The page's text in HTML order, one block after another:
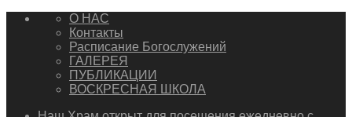
О НАС
Контакты
Расписание Богослужений
ГАЛЕРЕЯ
ПУБЛИКАЦИИ
ВОСКРЕСНАЯ ШКОЛА